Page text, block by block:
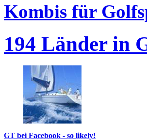
Kombis für
194 Länder in
GT bei Facebook - so likely!